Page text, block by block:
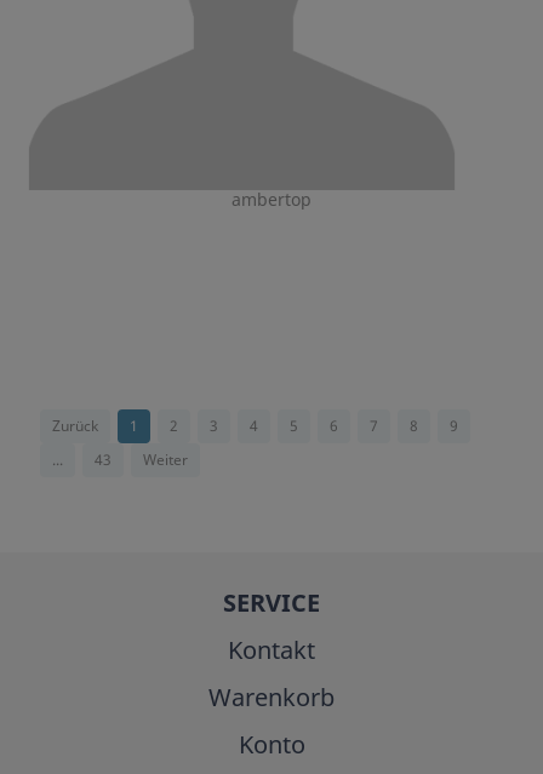
ambertop
Zurück 1 2 3 4 5 6 7 8
9
...
43 Weiter
SERVICE
Kontakt
Warenkorb
Konto